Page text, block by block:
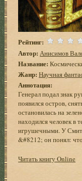
Рейтинг:
Автор: Анисимов
Название:
Жанр: Научная
Аннотация:
Генерал подал знак
появился остров,
остановилась на
находился человек в
игрушечными. У
&#8212; он понял:
Читать книгу Online